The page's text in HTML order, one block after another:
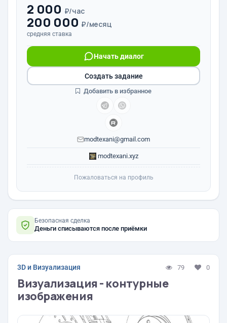
2 000 ₽/час
200 000 ₽/месяц
средняя ставка
Начать диалог
modtexani@gmail.com
modtexani.xyz
Создать задание
Добавить в избранное
Пожаловаться на профиль
Безопасная сделка
Деньги списываются после приёмки
3D и Визуализация 79 0
Визуализация - контурные
изображения